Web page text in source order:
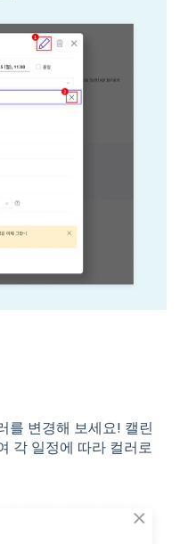
를 변경해 보세요! 캘린
각 일정에 따라 컬러로